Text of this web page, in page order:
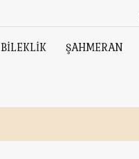
BİLEKLİK ŞAHMERAN